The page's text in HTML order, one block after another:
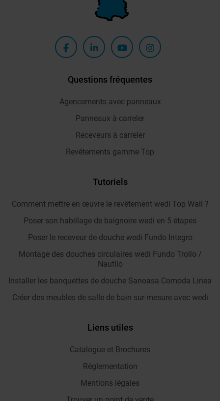
Questions fréquentes
Agencements avec panneaux
Panneaux à carreler
Receveurs à carreler
Revêtements gamme Top
Tutoriels
Comment mettre en œuvre le revêtement wedi Top Wall ?
Poser son habillage de baignoire wedi en 5 étapes
Poser le receveur de douche wedi Fundo Integro
Montage des douches circulaires wedi Fundo Trollo /
Nautilo
Installer les banquettes de douche Sanoasa Comoda Linea
Créer des meubles de salle de bain sur-mesure avec wedi
Liens utiles
Catalogue et Brochures
Réglementation
Mentions légales